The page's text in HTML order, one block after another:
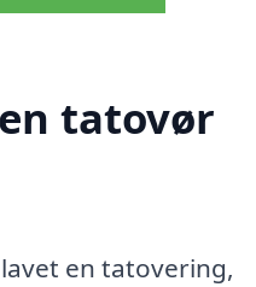
tatovør
en tatovering,